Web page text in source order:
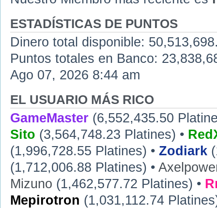
ESTADÍSTICAS DE PUNTOS
Dinero total disponible:
Puntos totales en Banco:
Ago 07, 2026 8:44 am
EL USUARIO MÁS RICO
GameMaster (6,552,435.50
Sito (3,564,748.23 Platines) •
(1,996,728.55 Platines) • Zodiark
(1,712,006.88 Platines) •
Mizuno (1,462,577.72 Platines) •
Mepirotron (1,031,112.74